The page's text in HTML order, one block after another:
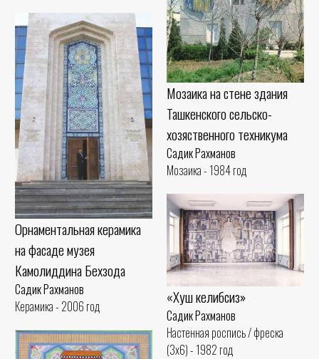
Мозаика на стене здания
Ташкенского сельско-
хозяственного техникума
Садик Рахманов
Мозаика - 1984 год
Орнаментальная керамика
на фасаде музея
Камолиддина Бехзода
Садик Рахманов
Керамика - 2006 год
«Хуш келибсиз»
Садик Рахманов
Настенная роспись / фреска
(3x6) - 1982 год